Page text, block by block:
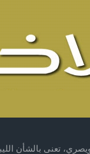
تعنى بالشأن